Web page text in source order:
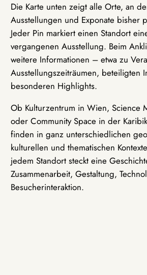
Die Karte unten zeigt alle Orte, an
Ausstellungen und Exponate bisher
Jeder Pin markiert einen Standort
vergangenen Ausstellung. Beim
weitere Informationen – etwa zu
Ausstellungszeiträumen, beteiligten
besonderen Highlights.
Ob Kulturzentrum in Wien, Science
oder Community Space in der
finden in ganz unterschiedlichen
kulturellen und thematischen
jedem Standort steckt eine
Zusammenarbeit, Gestaltung,
Besucherinteraktion.